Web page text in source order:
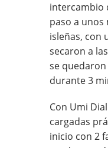
intercambio
paso a unos
isleñas, con
secaron a
se
durante 3
Con Umi
cargadas
inicio con 2